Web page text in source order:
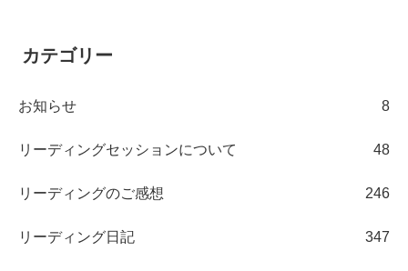
カテゴリー
お知らせ 8
リーディングセッションについて 48
リーディングのご感想 246
リーディング日記 347